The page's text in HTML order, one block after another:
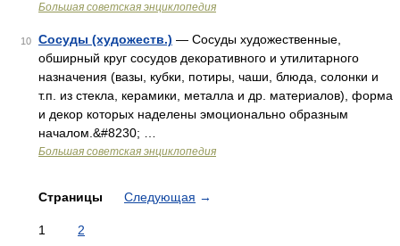
Большая советская энциклопедия
10 Сосуды (художеств.) — Сосуды художественные,
обширный круг сосудов декоративного и утилитарного
назначения (вазы, кубки, потиры, чаши, блюда, солонки и
т.п. из стекла, керамики, металла и др. материалов), форма
и декор которых наделены эмоционально образным
началом.&#8230; …
Большая советская энциклопедия
Страницы Следующая →
1 2